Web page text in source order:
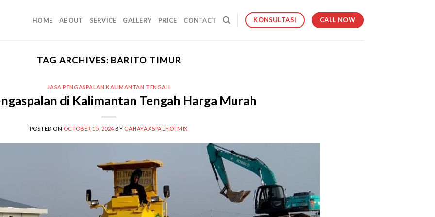
HOME ABOUT SERVICE GALLERY PRICE CONTACT KONSULTASI CALL NOW
TAG ARCHIVES: BARITO TIMUR
JASA PENGASPALAN KALIMANTAN TENGAH
di Kalimantan Tengah Harga Murah
POSTED ON OCTOBER 15, 2024 BY CAHAYAASPALHOTMIX